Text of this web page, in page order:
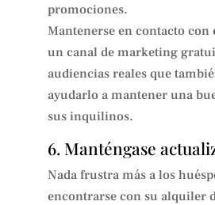
promociones.
Mantenerse en contacto con
un canal de marketing
audiencias reales que
ayudarlo a mantener una
sus inquilinos.
6. Manténgase
Nada frustra más a los
encontrarse con su alquiler